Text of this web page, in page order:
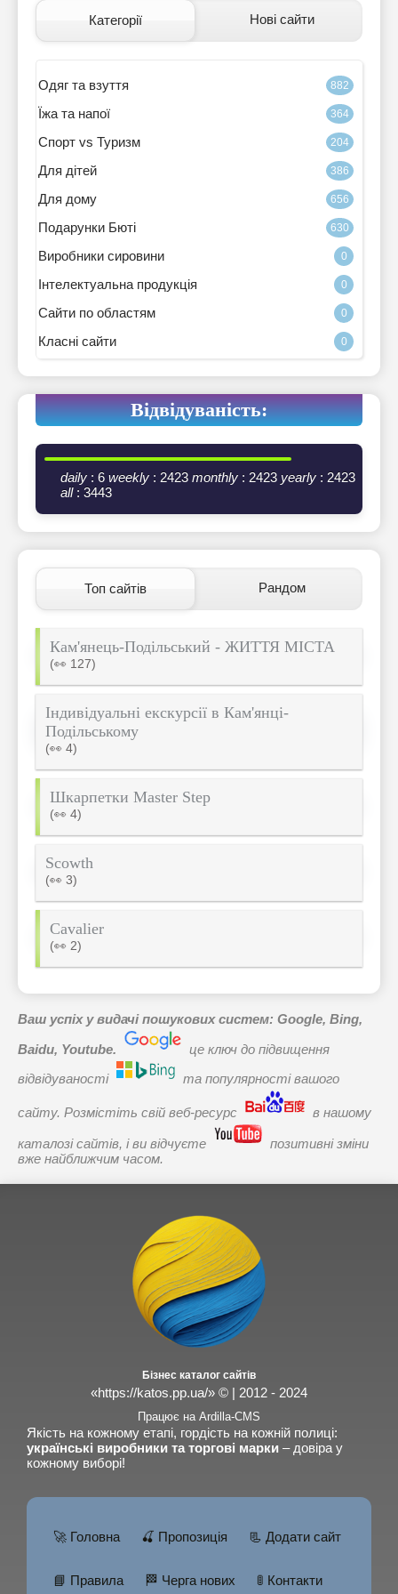
Категорії Нові сайти
Одяг та взуття 882
Їжа та напої 364
Спорт vs Туризм 204
Для дітей 386
Для дому 656
Подарунки Бюті 630
Виробники сировини 0
Інтелектуальна продукція 0
Сайти по областям 0
Класні сайти 0
Відвідуваність:
daily : 6 weekly : 2423 monthly : 2423 yearly : 2423
all: 3443
Топ сайтів Рандом
Кам'янець-Подільський - ЖИТТЯ МІСТА
(👀 127)
Індивідуальні екскурсії в Кам'янці-
Подільському
(👀 4)
Шкарпетки Master Step
(👀 4)
Scowth
(👀 3)
Cavalier
(👀 2)
Ваш успіх у видачі пошукових систем: Google, Bing,
Baidu, Youtube.
це ключ до підвищення
відвідуваності
та популярності вашого
сайту. Розмістіть свій веб-ресурс в нашому
каталозі сайтів, і ви відчуєте
позитивні зміни
вже найближчим часом.
Бізнес каталог сайтів
«https://katos.pp.ua/» © | 2012 - 2024
Працює на Ardilla-CMS
Якість на кожному етапі, гордість на кожній полиці:
українські виробники та торгові марки – довіра у
кожному виборі!
🚀 Головна 🍒 Пропозиція 📃 Додати сайт
📘 Правила 🏁 Черга нових 🚦 Контакти